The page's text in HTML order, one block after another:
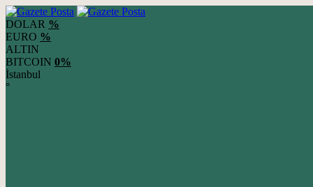
DOLAR %
EURO %
ALTIN
BITCOIN 0%
İstanbul
°